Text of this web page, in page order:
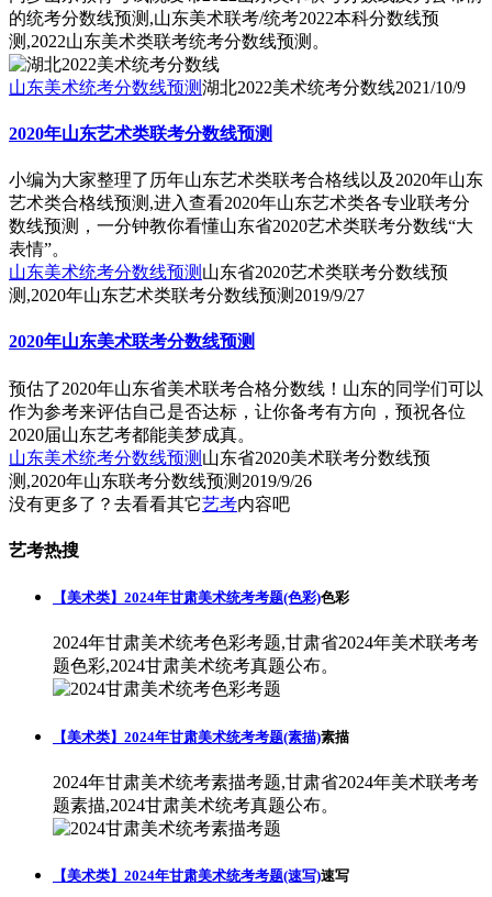
的统考分数线预测,山东美术联考/统考2022本科分数线预
测,2022山东美术类联考统考分数线预测。
山东美术统考分数线预测湖北2022美术统考分数线2021/10/9
2020年山东艺术类联考分数线预测
小编为大家整理了历年山东艺术类联考合格线以及2020年山东
艺术类合格线预测,进入查看2020年山东艺术类各专业联考分
数线预测，一分钟教你看懂山东省2020艺术类联考分数线“大
表情”。
山东美术统考分数线预测 山东省2020艺术类联考分数线预
测,2020年山东艺术类联考分数线预测 2019/9/27
2020年山东美术联考分数线预测
预估了2020年山东省美术联考合格分数线！山东的同学们可以
作为参考来评估自己是否达标，让你备考有方向，预祝各位
2020届山东艺考都能美梦成真。
山东美术统考分数线预测 山东省2020美术联考分数线预
测,2020年山东联考分数线预测 2019/9/26
没有更多了？去看看其它艺考内容吧
艺考热搜
【美术类】2024年甘肃美术统考考题(色彩)色彩
2024年甘肃美术统考色彩考题,甘肃省2024年美术联考考
题色彩,2024甘肃美术统考真题公布。
【美术类】2024年甘肃美术统考考题(素描)素描
2024年甘肃美术统考素描考题,甘肃省2024年美术联考考
题素描,2024甘肃美术统考真题公布。
【美术类】2024年甘肃美术统考考题(速写)速写